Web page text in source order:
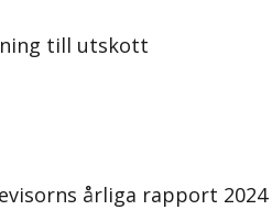
till utskott
årliga rapport 2024